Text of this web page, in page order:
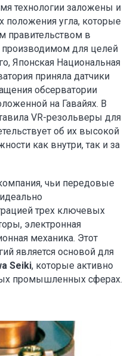
технологии заложены и
положения угла, которые
правительством в
для целей
Японская Национальная
приняла датчики
обсерватории
на Гавайях. В
VR-резольверы для
об их высокой
как внутри, так и за
чьи передовые
трех ключевых
электронная
механика. Этот
является основой для
Seiki, которые активно
промышленных сферах.